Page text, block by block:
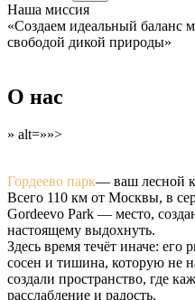
Наша миссия
«Создаем идеальный баланс
свободой дикой природы»
О нас
» alt=»»>
Гордеево парк— ваш лесной
Всего 110 км от Москвы, в
Gordeevo Park — место,
настоящему выдохнуть.
Здесь время течёт иначе:
сосен и тишина, которую
создали пространство, где
расслабление и радость.